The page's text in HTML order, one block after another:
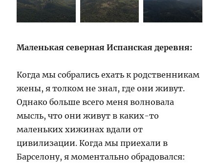
Маленькая северная Испанская деревня:
Когда мы собрались ехать к родственникам
жены, я толком не знал, где они живут.
Однако больше всего меня волновала
мысль, что они живут в каких-то
маленьких хижинах вдали от
цивилизации. Когда мы приехали в
Барселону, я моментально обрадовался: